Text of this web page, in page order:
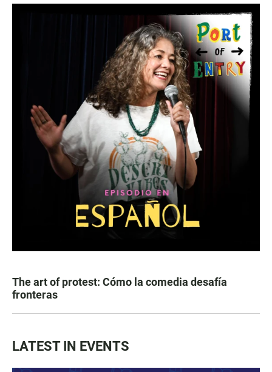
The art of protest: Cómo la comedia desafía
fronteras
LATEST IN EVENTS